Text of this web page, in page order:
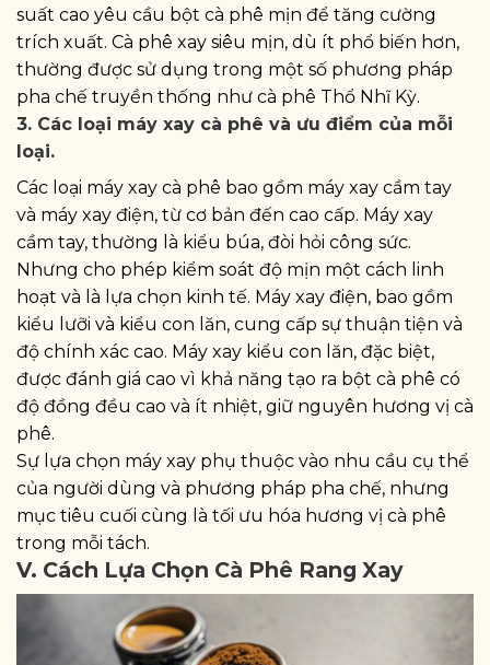
suất cao yêu cầu bột cà phê mịn để tăng cường
trích xuất. Cà phê xay siêu mịn, dù ít phổ biến hơn,
thường được sử dụng trong một số phương pháp
pha chế truyền thống như cà phê Thổ Nhĩ Kỳ.
3. Các loại máy xay cà phê và ưu điểm của mỗi
loại.
Các loại máy xay cà phê bao gồm máy xay cầm tay
và máy xay điện, từ cơ bản đến cao cấp. Máy xay
cầm tay, thường là kiểu búa, đòi hỏi công sức.
Nhưng cho phép kiểm soát độ mịn một cách linh
hoạt và là lựa chọn kinh tế. Máy xay điện, bao gồm
kiểu lưỡi và kiểu con lăn, cung cấp sự thuận tiện và
độ chính xác cao. Máy xay kiểu con lăn, đặc biệt,
được đánh giá cao vì khả năng tạo ra bột cà phê có
độ đồng đều cao và ít nhiệt, giữ nguyên hương vị cà
phê.
Sự lựa chọn máy xay phụ thuộc vào nhu cầu cụ thể
của người dùng và phương pháp pha chế, nhưng
mục tiêu cuối cùng là tối ưu hóa hương vị cà phê
trong mỗi tách.
V. Cách Lựa Chọn Cà Phê Rang Xay